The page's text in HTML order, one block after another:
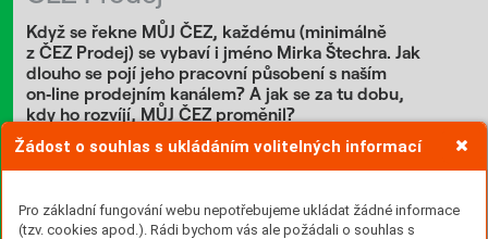
Žádost o souhlas s ukládáním volitelných informací
Pro základní fungování webu nepotřebujeme ukládat žádné informace
(tzv. cookies apod.). Rádi bychom vás ale požádali o souhlas s
Když se řekne MŮJ ČEZ, každému (minimálně
z ČEZ Prodej) se vybaví i jméno Mirka Štechra. Jak
dlouho se pojí jeho pracovní působení s naším
on‑line prodejním kanálem? A jak se za tu dobu,
kdy ho rozvíjí, MŮJ ČEZ proměnil?
Text: Kateřina Militká Foto: osobní archiv kolegy